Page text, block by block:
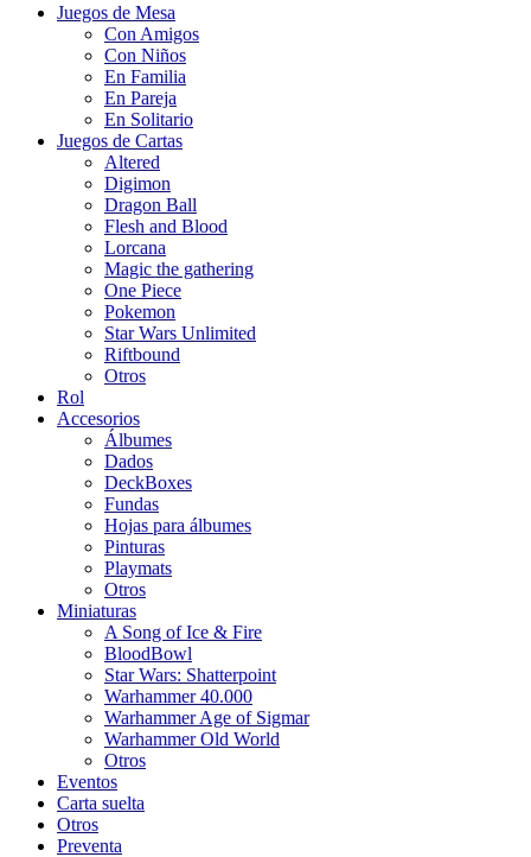
Juegos de Mesa
Con Amigos
Con Niños
En Familia
En Pareja
En Solitario
Juegos de Cartas
Altered
Digimon
Dragon Ball
Flesh and Blood
Lorcana
Magic the gathering
One Piece
Pokemon
Star Wars Unlimited
Riftbound
Otros
Rol
Accesorios
Álbumes
Dados
DeckBoxes
Fundas
Hojas para álbumes
Pinturas
Playmats
Otros
Miniaturas
A Song of Ice & Fire
BloodBowl
Star Wars: Shatterpoint
Warhammer 40.000
Warhammer Age of Sigmar
Warhammer Old World
Otros
Eventos
Carta suelta
Otros
Preventa